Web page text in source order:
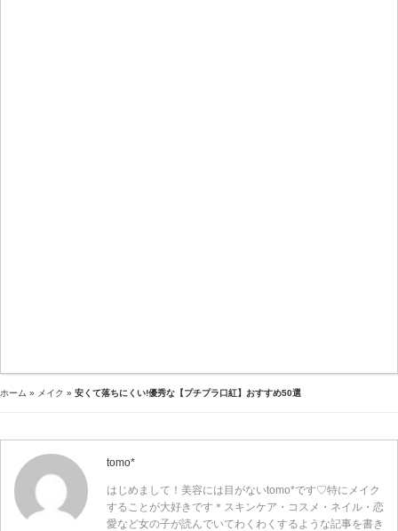
ホーム » メイク » 安くて落ちにくい!優秀な【プチプラ口紅】おすすめ50選
tomo*
はじめまして！美容には目がないtomo*です♡特にメイク
することが大好きです＊スキンケア・コスメ・ネイル・恋
愛など女の子が読んでいてわくわくするような記事を書き